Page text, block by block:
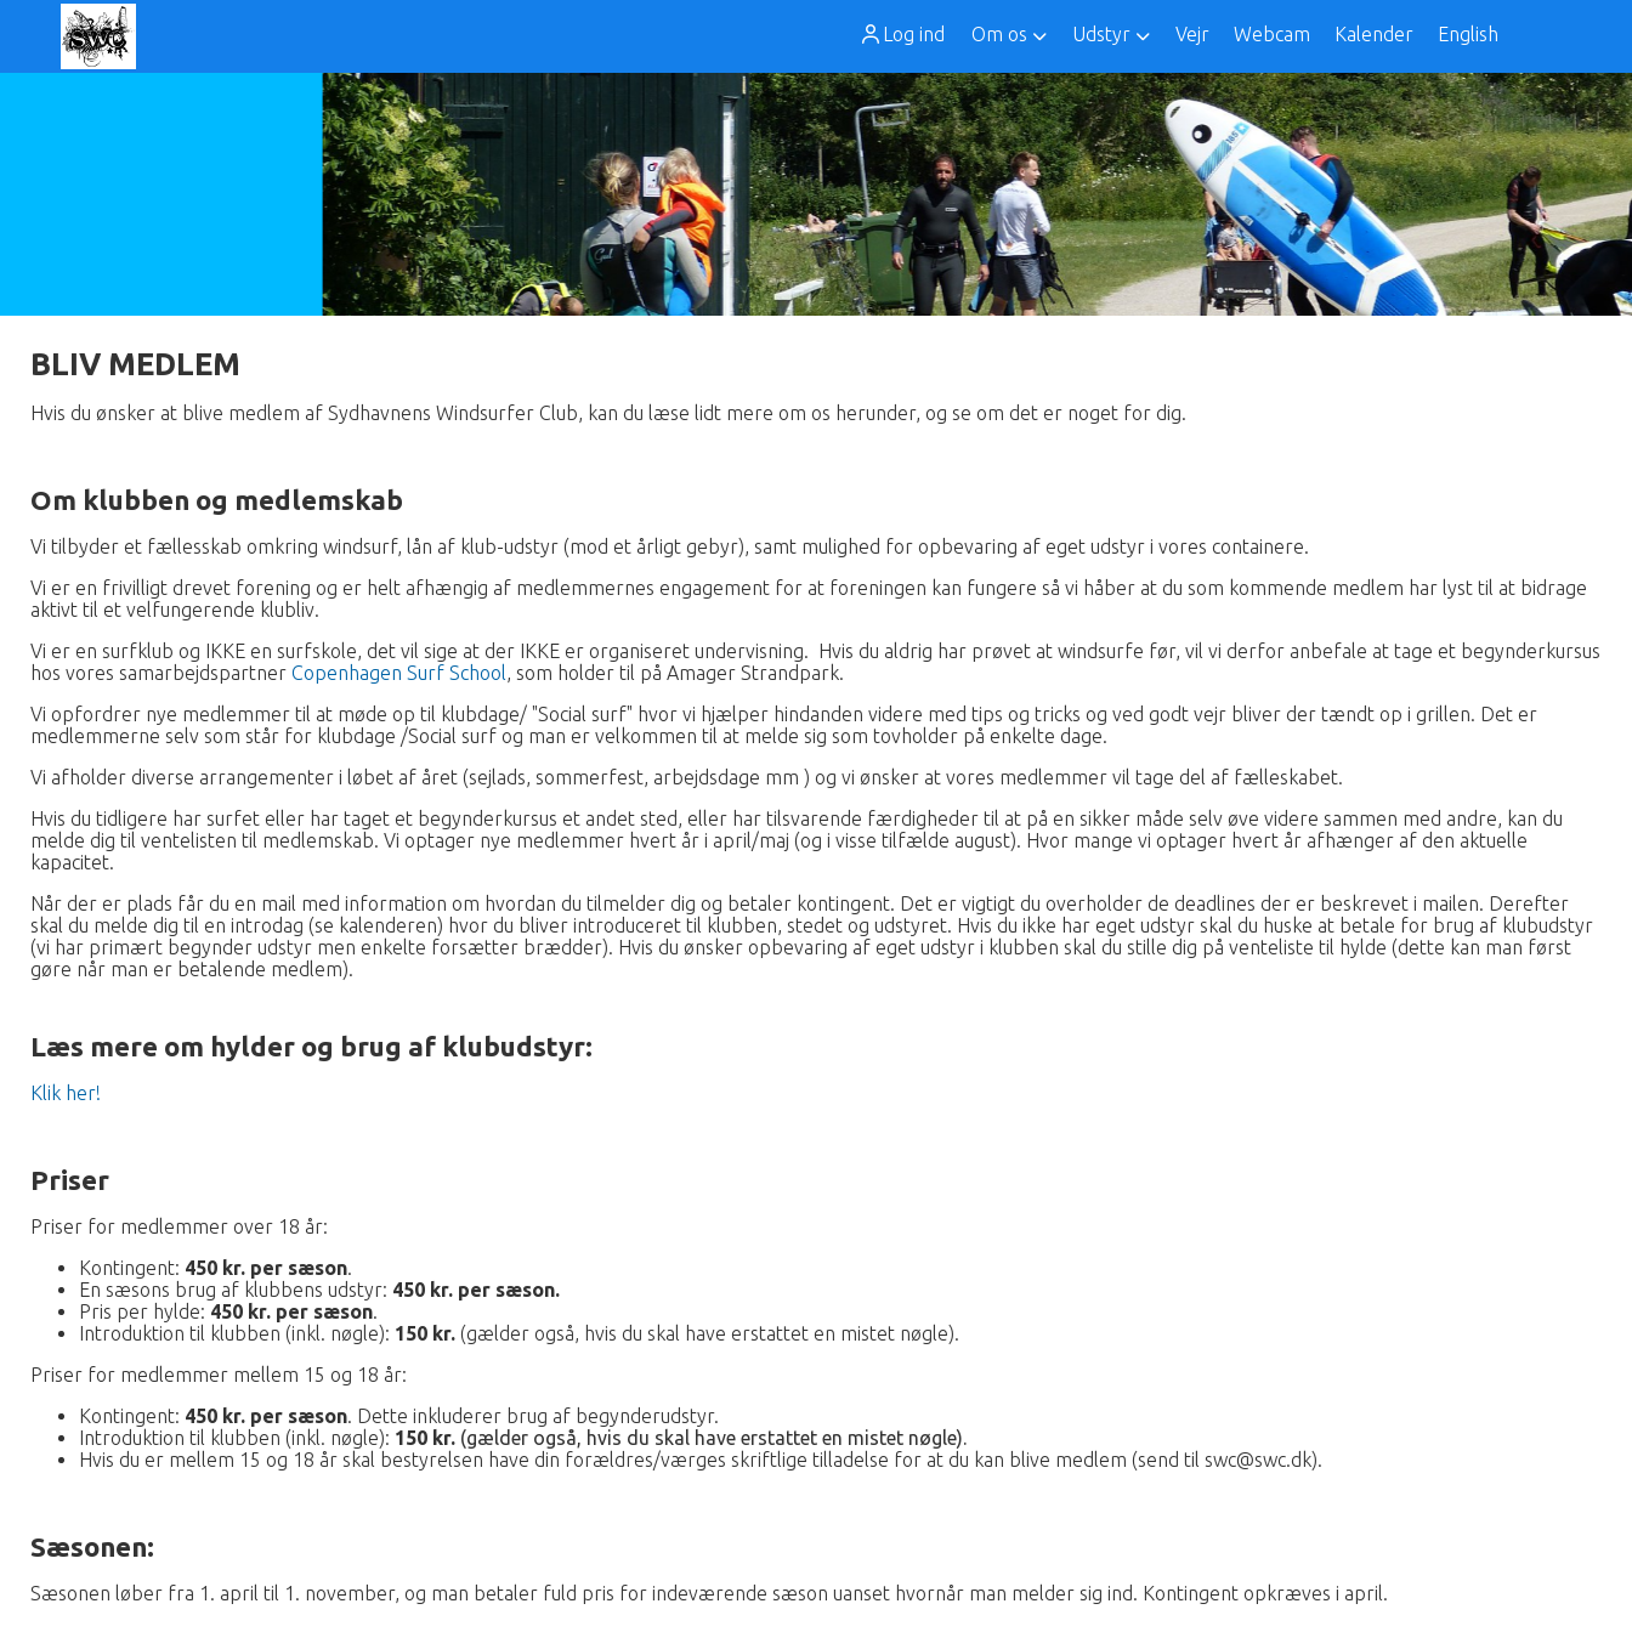
Log ind Om os Udstyr Vejr Webcam Kalender English
BLIV MEDLEM
Hvis du ønsker at blive medlem af Sydhavnens Windsurfer Club, kan du læse lidt mere om os herunder, og se om det er noget for dig.
Om klubben og medlemskab
Vi tilbyder et fællesskab omkring windsurf, lån af klub-udstyr (mod et årligt gebyr), samt mulighed for opbevaring af eget udstyr i vores containere.
Vi er en frivilligt drevet forening og er helt afhængig af medlemmernes engagement for at foreningen kan fungere så vi håber at du som kommende medlem har lyst til at bidrage
aktivt til et velfungerende klubliv.
Vi er en surfklub og IKKE en surfskole, det vil sige at der IKKE er organiseret undervisning. Hvis du aldrig har prøvet at windsurfe før, vil vi derfor anbefale at tage et begynderkursus
hos vores samarbejdspartner Copenhagen Surf School, som holder til på Amager Strandpark.
Vi opfordrer nye medlemmer til at møde op til klubdage/ "Social surf" hvor vi hjælper hindanden videre med tips og tricks og ved godt vejr bliver der tændt op i grillen. Det er
medlemmerne selv som står for klubdage /Social surf og man er velkommen til at melde sig som tovholder på enkelte dage.
Vi afholder diverse arrangementer i løbet af året (sejlads, sommerfest, arbejdsdage mm ) og vi ønsker at vores medlemmer vil tage del af fælleskabet.
Hvis du tidligere har surfet eller har taget et begynderkursus et andet sted, eller har tilsvarende færdigheder til at på en sikker måde selv øve videre sammen med andre, kan du
melde dig til ventelisten til medlemskab. Vi optager nye medlemmer hvert år i april/maj (og i visse tilfælde august). Hvor mange vi optager hvert år afhænger af den aktuelle
kapacitet.
Når der er plads får du en mail med information om hvordan du tilmelder dig og betaler kontingent. Det er vigtigt du overholder de deadlines der er beskrevet i mailen. Derefter
skal du melde dig til en introdag (se kalenderen) hvor du bliver introduceret til klubben, stedet og udstyret. Hvis du ikke har eget udstyr skal du huske at betale for brug af klubudstyr
(vi har primært begynder udstyr men enkelte forsætter brædder). Hvis du ønsker opbevaring af eget udstyr i klubben skal du stille dig på venteliste til hylde (dette kan man først
gøre når man er betalende medlem).
Læs mere om hylder og brug af klubudstyr:
Klik her!
Priser
Priser for medlemmer over 18 år:
Kontingent: 450 kr. per sæson.
En sæsons brug af klubbens udstyr: 450 kr. per sæson.
Pris per hylde: 450 kr. per sæson.
Introduktion til klubben (inkl. nøgle): 150 kr. (gælder også, hvis du skal have erstattet en mistet nøgle).
Priser for medlemmer mellem 15 og 18 år:
Kontingent: 450 kr. per sæson. Dette inkluderer brug af begynderudstyr.
Introduktion til klubben (inkl. nøgle): 150 kr. (gælder også, hvis du skal have erstattet en mistet nøgle).
Hvis du er mellem 15 og 18 år skal bestyrelsen have din forældres/værges skriftlige tilladelse for at du kan blive medlem (send til swc@swc.dk).
Sæsonen:
Sæsonen løber fra 1. april til 1. november, og man betaler fuld pris for indeværende sæson uanset hvornår man melder sig ind. Kontingent opkræves i april.